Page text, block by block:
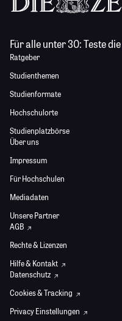
Für alle unter 30:Teste die
Ratgeber
Studienthemen
Studienformate
Hochschulorte
Studienplatzbörse
Über uns
Impressum
Für Hochschulen
Mediadaten
Unsere Partner
AGB
Rechte & Lizenzen
Hilfe & Kontakt
Datenschutz
Cookies & Tracking
Privacy Einstellungen